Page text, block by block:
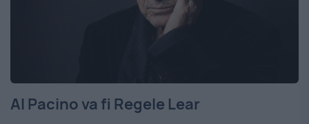
Al Pacino va fi Regele Lear